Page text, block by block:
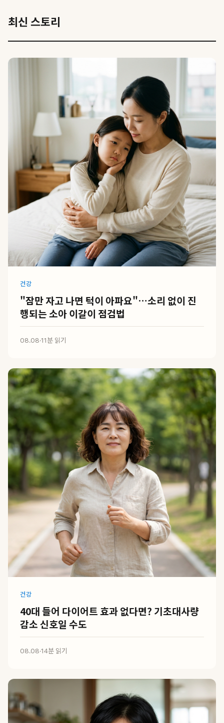
최신 스토리
건강
"잠만 자고 나면 턱이 아파요"…소리 없이 진
행되는 소아 이갈이 점검법
08.08·11분 읽기
건강
40대 들어 다이어트 효과 없다면? 기초대사량
감소 신호일 수도
08.08·14분 읽기